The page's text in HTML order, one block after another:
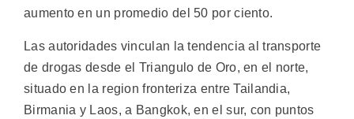
aumento en un promedio del 50 por ciento.
Las autoridades vinculan la tendencia al transporte
de drogas desde el Triangulo de Oro, en el norte,
situado en la region fronteriza entre Tailandia,
Birmania y Laos, a Bangkok, en el sur, con puntos